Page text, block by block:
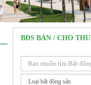
BĐS BÁN / CHO